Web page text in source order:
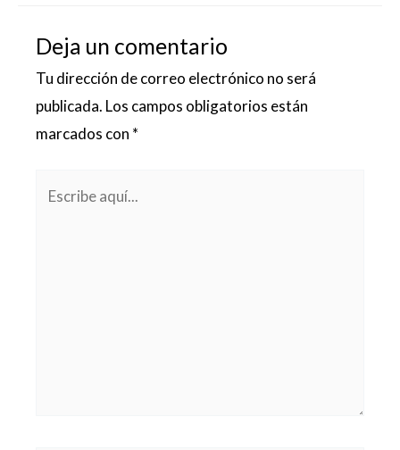
Deja un comentario
Tu dirección de correo electrónico no será
publicada. Los campos obligatorios están
marcados con *